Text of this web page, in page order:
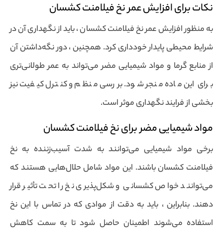
نکات برای افزایش عمر نخ فیلامنت کشسان
به منظور افزایش عمر نخ فیلامنت کشسان ، باید از نگهداری آن در
شرایط محیطی پایدار خودداری کرد. همچنین ، دور نگه‌داشتن آن
از منابع گرما و مواد شیمیایی مضر می‌تواند به عمر طولانی‌تری
برای این ماده منجر شود. بررسی منظم و کنترل کیفیت نیز
بخشی از فرایند نگهداری موثر است.
مواد شیمیایی مضر برای نخ فیلامنت کشسان
برخی مواد شیمیایی می‌توانند به شدت آسیب‌زننده به نخ
فیلامنت کشسان باشند. این مواد شامل حلال‌هایی هستند که
می‌توانند خواص کشسانی و شکل‌پذیری نخ را تحت تأثیر قرار
دهند. بنابراین ، باید به دقت از موادی که در تماس با این نخ
استفاده می‌شوند اطمینان حاصل شود تا به سمت کاهش